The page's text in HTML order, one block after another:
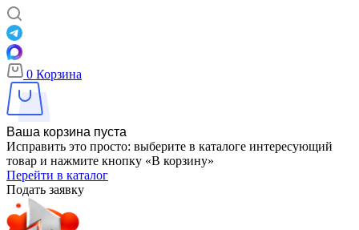
0 Корзина
Ваша корзина пуста
Исправить это просто: выберите в каталоге интересующий
товар и нажмите кнопку «В корзину»
Перейти в каталог
Подать заявку